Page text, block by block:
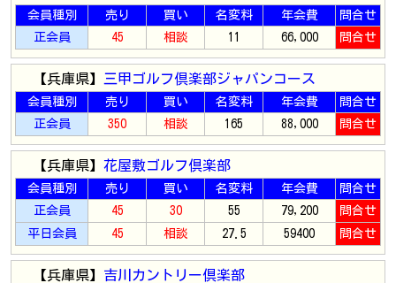
会員種別 売り 買い 名変料 年会費
問合せ
正会員
45 相談 11 66,000 問合せ
【兵庫県】 三甲ゴルフ倶楽部ジャパンコース
会員種別 売り 買い 名変料 年会費
問合せ
正会員
350 相談 165 88,000 問合せ
【兵庫県】 花屋敷ゴルフ倶楽部
会員種別 売り 買い 名変料 年会費
問合せ
正会員
45 30 55 79,200
問合せ
平日会員
45 相談 27.5 59400 問合せ
【兵庫県】 吉川カントリー倶楽部